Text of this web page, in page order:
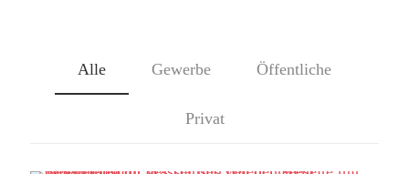
Alle Gewerbe Öffentliche
Privat